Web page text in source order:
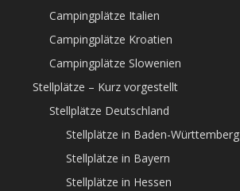
Campingplätze Italien
Campingplätze Kroatien
Campingplätze Slowenien
Stellplätze – Kurz vorgestellt
Stellplätze Deutschland
Stellplätze in Baden-Württemberg
Stellplätze in Bayern
Stellplätze in Hessen